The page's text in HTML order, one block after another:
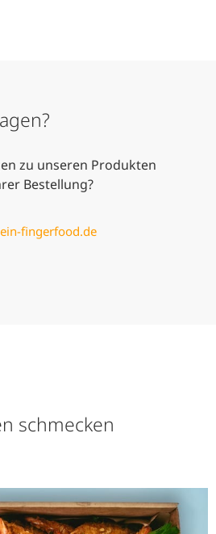
zu unseren Produkten
Bestellung?
fingerfood.de
schmecken